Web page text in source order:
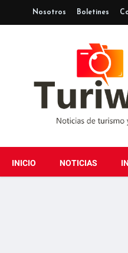
Nosotros Boletines
INICIO NOTICIAS